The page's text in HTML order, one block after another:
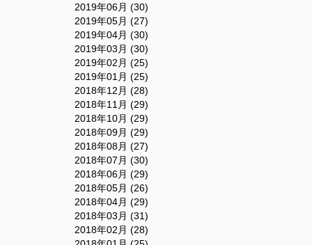
2019年06月 (30)
2019年05月 (27)
2019年04月 (30)
2019年03月 (30)
2019年02月 (25)
2019年01月 (25)
2018年12月 (28)
2018年11月 (29)
2018年10月 (29)
2018年09月 (29)
2018年08月 (27)
2018年07月 (30)
2018年06月 (29)
2018年05月 (26)
2018年04月 (29)
2018年03月 (31)
2018年02月 (28)